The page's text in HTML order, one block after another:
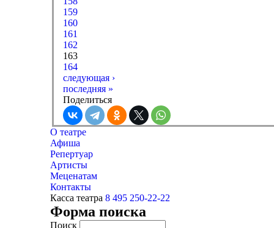
159
160
161
162
163
164
следующая ›
последняя »
Поделиться
О театре
Афиша
Репертуар
Артисты
Меценатам
Контакты
Касса театра 8 495 250-22-22
Форма поиска
Поиск